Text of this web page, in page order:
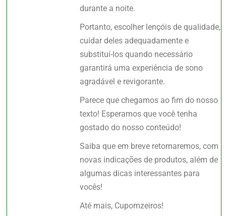
durante a noite.
Portanto, escolher lençóis de qualidade,
cuidar deles adequadamente e
substituí-los quando necessário
garantirá uma experiência de sono
agradável e revigorante.
Parece que chegamos ao fim do nosso
texto! Esperamos que você tenha
gostado do nosso conteúdo!
Saiba que em breve retornaremos, com
novas indicações de produtos, além de
algumas dicas interessantes para
vocês!
Até mais, Cupomzeiros!